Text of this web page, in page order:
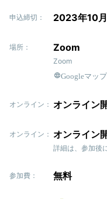
申込締切： 2023年10
場所： Zoom
Zoom
Googleマッ
オンライン： オンライン
オンライン： オンライン
詳細は、参加後
参加費： 無料